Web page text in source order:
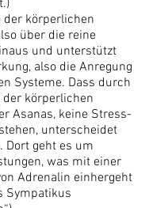
der körperlichen
über die reine
und unterstützt
also die Anregung
Systeme. Dass durch
körperlichen
Asanas, keine Stress-
unterscheidet
Dort geht es um
was mit einer
Adrenalin einhergeht
Sympatikus